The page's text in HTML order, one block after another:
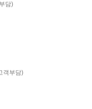
담)
객부담)